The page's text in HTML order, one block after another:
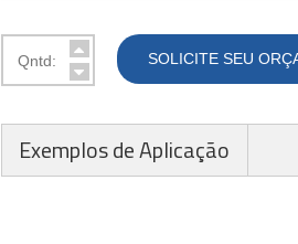
SOLICITE SEU
Exemplos de Aplicação